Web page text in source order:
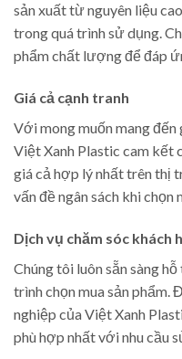
sản xuất từ nguyên liệu
trong quá trình sử dụng.
phẩm chất lượng để đáp
Giá cả cạnh tranh
Với mong muốn mang
Việt Xanh Plastic cam kết
giá cả hợp lý nhất trên thị
vấn đề ngân sách khi chọn
Dịch vụ chăm sóc khách
Chúng tôi luôn sẵn sàng
trình chọn mua sản phẩm.
nghiệp của Việt Xanh
phù hợp nhất với nhu cầu